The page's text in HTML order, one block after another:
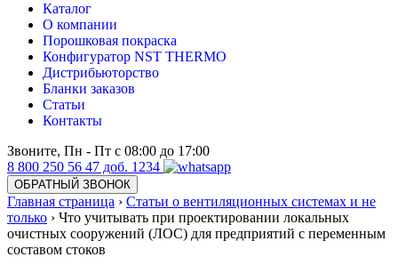
Каталог
О компании
Порошковая покраска
Конфигуратор NST THERMO
Дистрибьюторство
Бланки заказов
Статьи
Контакты
Звоните, Пн - Пт с 08:00 до 17:00
8 800 250 56 47 доб. 1234
ОБРАТНЫЙ ЗВОНОК
Главная страница › Статьи о вентиляционных системах и не
только › Что учитывать при проектировании локальных
очистных сооружений (ЛОС) для предприятий с переменным
составом стоков